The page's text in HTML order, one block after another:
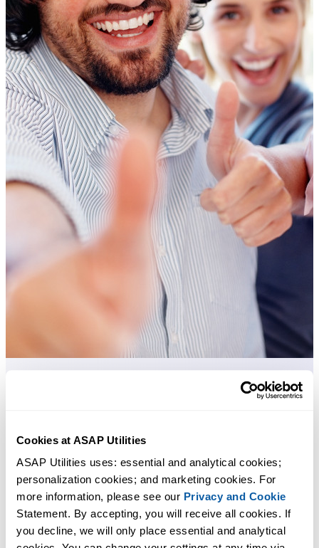
Cookies at ASAP Utilities
ASAP Utilities uses: essential and analytical cookies;
personalization cookies; and marketing cookies. For
more information, please see our Privacy and Cookie
Statement. By accepting, you will receive all cookies. If
you decline, we will only place essential and analytical
Praktische tools die veel Excel-gebruikers in Excel missen.
Bespaar tijd in Excel. Snel en eenvoudig.
ASAP Utilities helpt je tijd besparen en dingen doen die Excel alleen
niet kan.
Je kunt meteen aan de slag. Geen training nodig.